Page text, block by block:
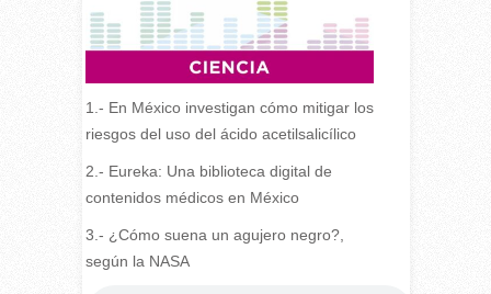
1.- En México investigan cómo mitigar los
riesgos del uso del ácido acetilsalicílico
2.- Eureka: Una biblioteca digital de
contenidos médicos en México
3.- ¿Cómo suena un agujero negro?,
según la NASA